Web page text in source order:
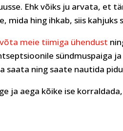
Ehk võiks ju arvata, et
mida hing ihkab, siis kahjuks
võta meie tiimiga ühendust
sündmuspaiga
saata ning saate nautida
ja aega kõike ise